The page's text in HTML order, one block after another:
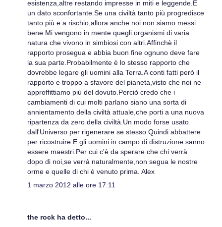
esistenza,altre restando impresse in miti e leggende.E
un dato sconfortante.Se una civiltà tanto più progredisce
tanto più e a rischio,allora anche noi non siamo messi
bene.Mi vengono in mente quegli organismi di varia
natura che vivono in simbiosi con altri.Affinchè il
rapporto prosegua e abbia buon fine ognuno deve fare
la sua parte.Probabilmente è lo stesso rapporto che
dovrebbe legare gli uomini alla Terra.A conti fatti però il
rapporto e troppo a sfavore del pianeta,visto che noi ne
approffittiamo più del dovuto.Perciò credo che i
cambiamenti di cui molti parlano siano una sorta di
annientamento della civiltà attuale,che porti a una nuova
ripartenza da zero della civiltà.Un modo forse usato
dall'Universo per rigenerare se stesso.Quindi abbattere
per ricostruire.E gli uomini in campo di distruzione sanno
essere maestri.Per cui c'è da sperare che chi verrà
dopo di noi,se verrà naturalmente,non segua le nostre
orme e quelle di chi è venuto prima. Alex
1 marzo 2012 alle ore 17:11
the rock ha detto...